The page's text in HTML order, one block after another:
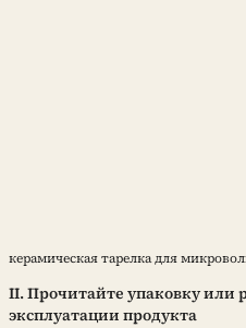
керамическая тарелка для
II. Прочитайте упаковку или
эксплуатации продукта